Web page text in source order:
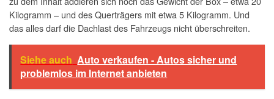
Kilogramm – und des Querträgers mit etwa 5 Kilogramm. Und
das alles darf die Dachlast des Fahrzeugs nicht überschreiten.
Siehe auch Auto verkaufen - Autos sicher und
problemlos im Internet anbieten